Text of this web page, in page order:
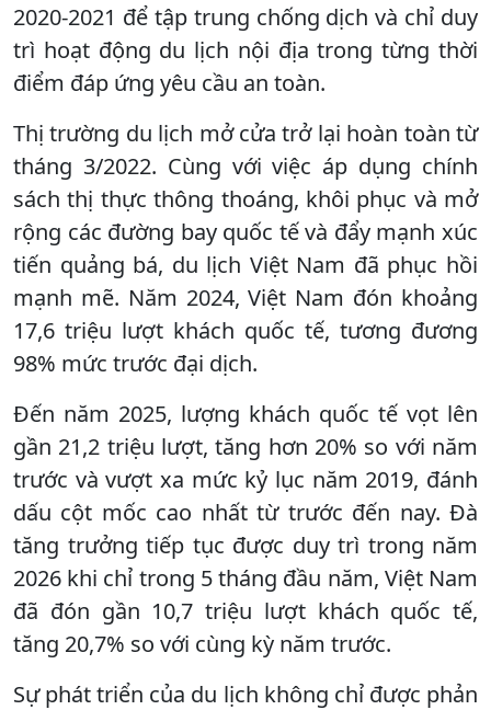
2020-2021 để tập trung chống dịch và chỉ duy
trì hoạt động du lịch nội địa trong từng thời
điểm đáp ứng yêu cầu an toàn.
Thị trường du lịch mở cửa trở lại hoàn toàn từ
tháng 3/2022. Cùng với việc áp dụng chính
sách thị thực thông thoáng, khôi phục và mở
rộng các đường bay quốc tế và đẩy mạnh xúc
tiến quảng bá, du lịch Việt Nam đã phục hồi
mạnh mẽ. Năm 2024, Việt Nam đón khoảng
17,6 triệu lượt khách quốc tế, tương đương
98% mức trước đại dịch.
Đến năm 2025, lượng khách quốc tế vọt lên
gần 21,2 triệu lượt, tăng hơn 20% so với năm
trước và vượt xa mức kỷ lục năm 2019, đánh
dấu cột mốc cao nhất từ trước đến nay. Đà
tăng trưởng tiếp tục được duy trì trong năm
2026 khi chỉ trong 5 tháng đầu năm, Việt Nam
đã đón gần 10,7 triệu lượt khách quốc tế,
tăng 20,7% so với cùng kỳ năm trước.
Sự phát triển của du lịch không chỉ được phản